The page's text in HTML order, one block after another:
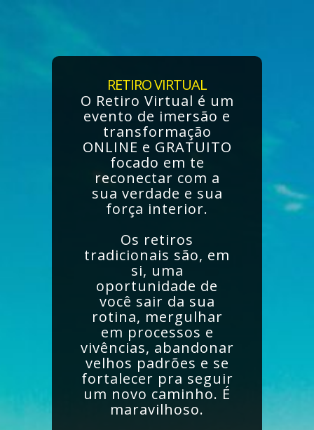
RETIRO VIRTUAL
O Retiro Virtual é um
evento de imersão e
transformação
ONLINE e GRATUITO
focado em te
reconectar com a
sua verdade e sua
força interior.
Os retiros
tradicionais são, em
si, uma
oportunidade de
você sair da sua
rotina, mergulhar
em processos e
vivências, abandonar
velhos padrões e se
fortalecer pra seguir
um novo caminho. É
maravilhoso.